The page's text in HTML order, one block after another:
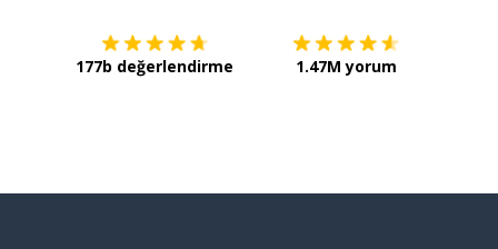
177b değerlendirme 1.47M yorum